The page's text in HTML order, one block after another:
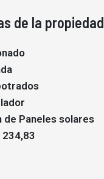
de la propiedad
de Paneles solares